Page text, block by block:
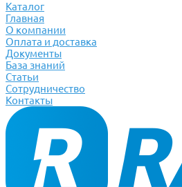
Каталог
Главная
О компании
Оплата и доставка
Документы
База знаний
Статьи
Сотрудничество
Контакты